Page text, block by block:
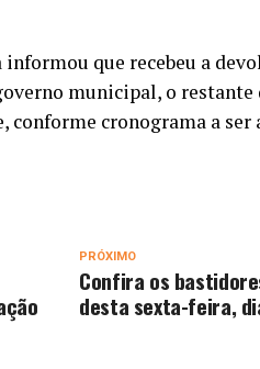
que recebeu a
municipal, o restante
conforme cronograma a ser
PRÓXIMO
Confira os
desta sexta-feira,